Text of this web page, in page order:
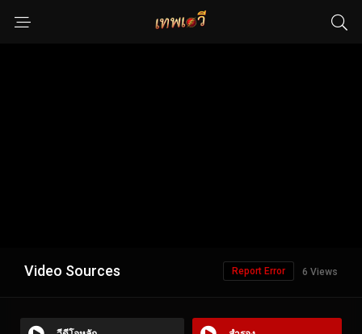
Video Sources 6 Views
Report Error